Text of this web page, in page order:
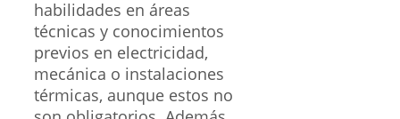
habilidades en áreas
técnicas y conocimientos
previos en electricidad,
mecánica o instalaciones
térmicas, aunque estos no